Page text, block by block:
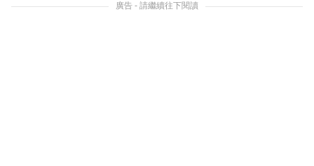
廣告 - 請繼續往下閱讀